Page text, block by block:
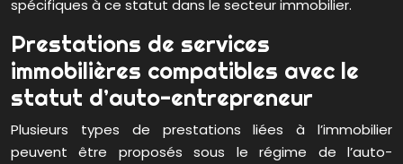
spécifiques à ce statut dans le secteur immobilier.
Prestations de services
immobilières compatibles avec le
statut d’auto-entrepreneur
Plusieurs types de prestations liées à l’immobilier
peuvent être proposés sous le régime de l’auto-